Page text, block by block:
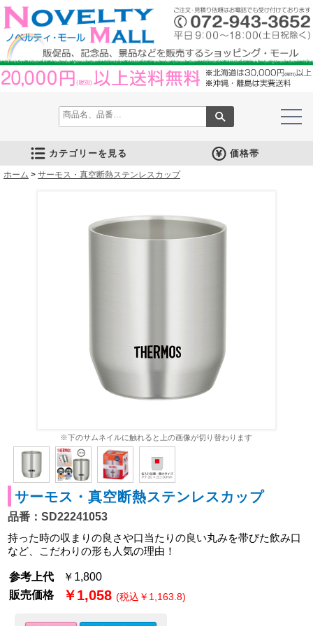
カテゴリーを見る
文房具 メモ・ふせん
ノート・ノートカバー
ファイル・ホルダー
収納ケース・ペンケース
カード・パス・名刺ケース
印鑑・スタンプ
マグネット
電卓
キーホルダー
ルーペ
デスク周りグッズ
その他
筆記具 単色ボールペン
多色・多機能ペン
国内メーカー筆記具
高級筆記具
マーカー・色鉛筆・クレヨン
シャープペン
万年筆
その他
防災グッズ ライト
電池不要！防災用品
ラジオ
ブランケット・シート
携帯充電可能グッズ
非常食
防災セット
その他
防犯グッズ
インテリア フォトフレーム
アロマディフューザー
ライト・キャンドル
インテリア小物
クッション・チェア
キッチン 水回り
スチーマー・鍋
調理用品
保存用品
キッチン家電
タイマー
はかり・スケール
その他
時計 置時計・目覚し時計
壁掛時計
多機能時計
電波時計
腕時計・ストップウォッチ
その他
バッグ・財布 トートバッグ
ポーチ・巾着
エコバッグ
保温冷バッグ
レジカゴバッグ
財布
同柄シリーズ
その他
ファンシー雑貨 玩具
アニマルキャラクター
スイーツモチーフ
アクセサリー
お守・縁起物
その他
レジャー・ガーデニング 保温冷バッグ・ケース
水筒・ボトル・タンブラー
ランチボックス
シート・クッション・チェアー
ドライブ・トラベル
ライト・ツール
ガーデニング用品
夏グッズ
その他
家庭用品 紙製品
掃除用品
洗濯用品
生活家電
便利グッズ
セット商品・ギフト商品
メディカル用品
うちわ・扇子
カイロ・湯たんぽ
その他
テーブルウェア 陶磁器
カップ・湯呑
ガラス製品
おはし類・カトラリー
タンブラー
その他
繊維製品 タオル
クロス・クリーナー
ブランケット
マフラー・スカーフ
衣類
その他
美容グッズ コスメグッズ
ミラー
ネイルケア
バスグッズ
その他
健康グッズ 体脂肪対策
マッサージ・リラックス
温湿度管理
歩数計
その他
傘・雨具 長傘
折りたたみ傘
晴雨兼用傘
レインコート・ポンチョ
その他
食品 お菓子類
ラーメン
うどん・そば
そうめん
麺類その他
お米・餅
調味料
飲み物
非常食
プチギフト
その他
カレンダー
スマホ・タブレット・PC関連 バッテリー&充電器
タッチペン
クリーナー
PC関連グッズ
スマホ関連グッズ
キャラクターグッズ 文房具
バッグ・財布
レジャー用品
テーブルウェア
繊維製品
その他
イベントツールキット 〜30人用
〜50人用
100人用〜
その他
価格帯
100円以下
101円～150円
151円～200円
201円～300円
301円～400円
401円～500円
501円～600円
601円～800円
801円～1000円
1001円～1500円
1501円～2000円
2001円～3000円
3001円～5000円
5001円以上
ホーム > サーモス・真空断熱ステンレスカップ
※下のサムネイルに触れると上の画像が切り替わります
サーモス・真空断熱ステンレスカップ
品番：SD22241053
持った時の収まりの良さや口当たりの良い丸みを帯びた飲み口
など、こだわりの形も人気の理由！
参考上代
￥1,800
販売価格
￥1,058(税込￥1,163.8)